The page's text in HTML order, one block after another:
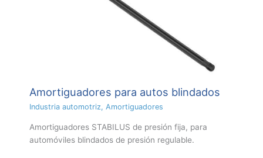
Amortiguadores para autos blindados
Industria automotriz,Amortiguadores
Amortiguadores STABILUS de presión fija, para
automóviles blindados de presión regulable.